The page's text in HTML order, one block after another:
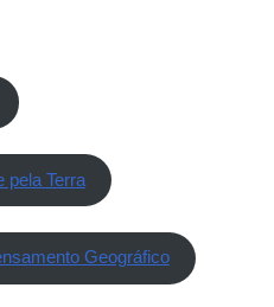
pela Terra
Geográfico